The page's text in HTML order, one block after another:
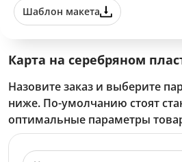
Шаблон макета
Карта на серебряном
Назовите заказ и выберите
ниже. По-умолчанию стоят
оптимальные параметры